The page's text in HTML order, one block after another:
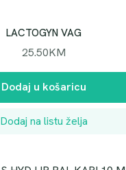
LACTOGYN VAG
25.50KM
Dodaj u košaricu
Dodaj na listu želja